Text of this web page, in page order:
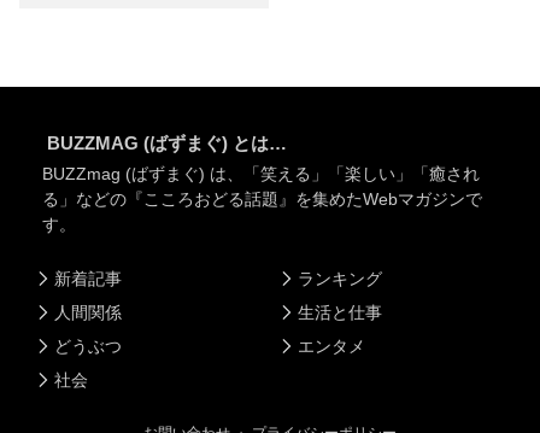
BUZZMAG (ばずまぐ) とは…
BUZZmag (ばずまぐ) は、「笑える」「楽しい」「癒され
る」などの『こころおどる話題』を集めたWebマガジンで
す。
新着記事
人間関係
どうぶつ
社会
ランキング
生活と仕事
エンタメ